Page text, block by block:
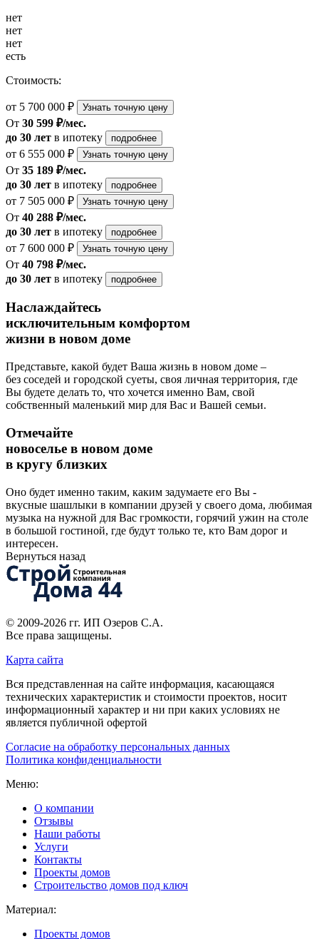
нет
нет
нет
есть
Стоимость:
от 5 700 000 ₽ Узнать точную цену
От 30 599 ₽/мес.
до 30 лет в ипотеку подробнее
от 6 555 000 ₽ Узнать точную цену
От 35 189 ₽/мес.
до 30 лет в ипотеку подробнее
от 7 505 000 ₽ Узнать точную цену
От 40 288 ₽/мес.
до 30 лет в ипотеку подробнее
от 7 600 000 ₽ Узнать точную цену
От 40 798 ₽/мес.
до 30 лет в ипотеку подробнее
Наслаждайтесь
исключительным комфортом
жизни в новом доме
Представьте, какой будет Ваша жизнь в новом доме –
без соседей и городской суеты, своя личная территория, где
Вы будете делать то, что хочется именно Вам, свой
собственный маленький мир для Вас и Вашей семьи.
Отмечайте
новоселье в новом доме
в кругу близких
Оно будет именно таким, каким задумаете его Вы -
вкусные шашлыки в компании друзей у своего дома, любимая
музыка на нужной для Вас громкости, горячий ужин на столе
в большой гостиной, где будут только те, кто Вам дорог и
интересен.
Вернуться назад
© 2009-2026 гг. ИП Озеров С.А.
Все права защищены.
Карта сайта
Вся представленная на сайте информация, касающаяся
технических характеристик и стоимости проектов, носит
информационный характер и ни при каких условиях не
является публичной офертой
Согласие на обработку персональных данных
Политика конфиденциальности
Меню:
О компании
Отзывы
Наши работы
Услуги
Контакты
Проекты домов
Строительство домов под ключ
Материал:
Проекты домов